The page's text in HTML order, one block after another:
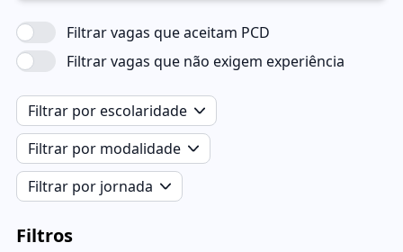
Filtrar vagas que aceitam PCD
Filtrar vagas que não exigem experiência
Filtrar por escolaridade
Filtrar por modalidade
Filtrar por jornada
Filtros